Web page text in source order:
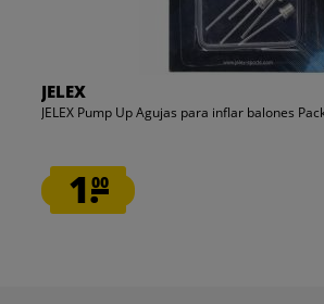
JELEX
JELEX Pump Up Agujas para inflar balones
1.00